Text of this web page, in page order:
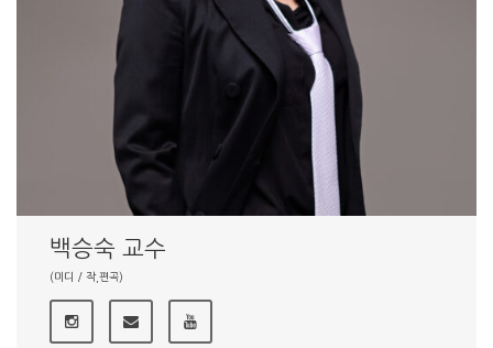
백승숙 교수
(미디 / 작,편곡)